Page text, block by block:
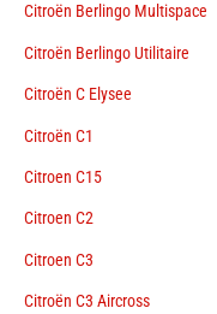
Citroën Berlingo Multispace
Citroën Berlingo Utilitaire
Citroën C Elysee
Citroën C1
Citroen C15
Citroen C2
Citroen C3
Citroën C3 Aircross